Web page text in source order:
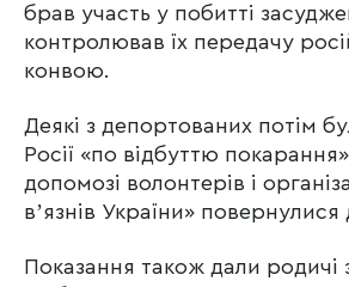
брав участь у побитті
контролював їх передачу
конвою.
Деякі з депортованих потім
Росії «по відбуттю
допомозі волонтерів і
вʼязнів України»
Показання також дали родичі